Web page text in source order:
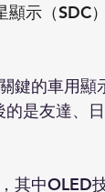
示（SDC
鍵的車用顯
的是友達、
中OLED